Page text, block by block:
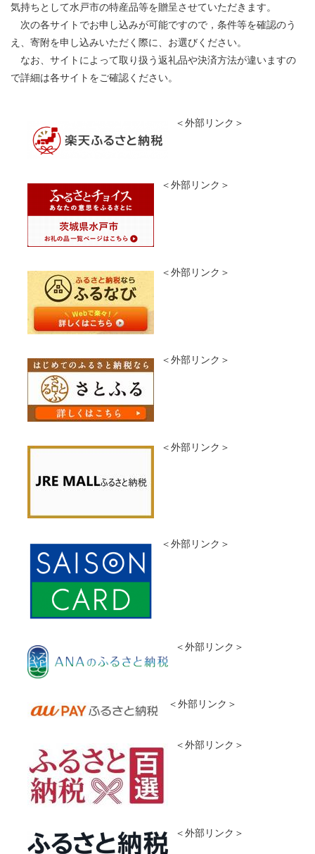
気持ちとして水戸市の特産品等を贈呈させていただきます。
次の各サイトでお申し込みが可能ですので，条件等を確認のう
え、寄附を申し込みいただく際に、お選びください。​​
​ なお、サイトによって取り扱う返礼品や決済方法が違いますの
で詳細は各サイトをご確認ください。
＜外部リンク＞
＜外部リンク＞
＜外部リンク＞
＜外部リンク＞
＜外部リンク＞
＜外部リンク＞
＜外部リンク＞
＜外部リンク＞
＜外部リンク＞
＜外部リンク＞